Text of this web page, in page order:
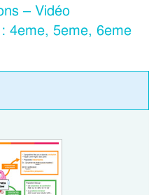
– Vidéo
4eme, 5eme, 6eme